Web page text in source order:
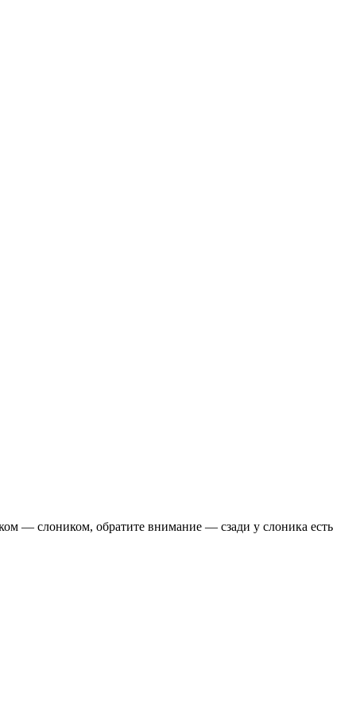
— слоником, обратите внимание — сзади у слоника есть